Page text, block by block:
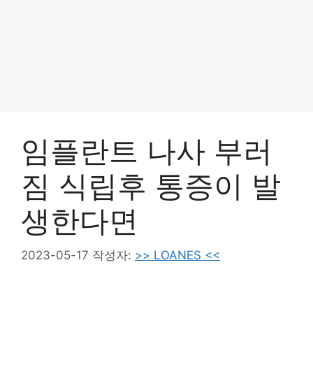
임플란트 나사 부러
짐 식립후 통증이 발
생한다면
2023-05-17 작성자: >> LOANES <<